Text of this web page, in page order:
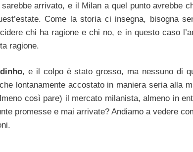
arrivato, e il Milan a quel punto avrebbe
Come la storia ci insegna, bisogna
chi ha ragione e chi no, e in questo caso
ragione.
, e il colpo è stato grosso, ma nessuno di
lontanamente accostato in maniera seria alla
così pare) il mercato milanista, almeno in
promesse e mai arrivate? Andiamo a vedere